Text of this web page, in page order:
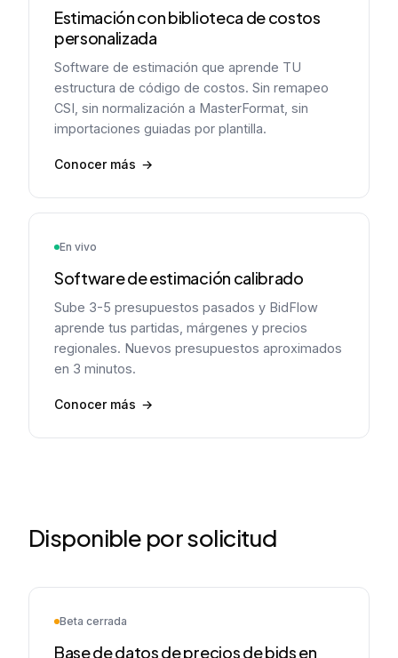
Estimación con biblioteca de costos
personalizada
Software de estimación que aprende TU
estructura de código de costos. Sin remapeo
CSI, sin normalización a MasterFormat, sin
importaciones guiadas por plantilla.
Conocer más
En vivo
Software de estimación calibrado
Sube 3-5 presupuestos pasados y BidFlow
aprende tus partidas, márgenes y precios
regionales. Nuevos presupuestos aproximados
en 3 minutos.
Conocer más
Disponible por solicitud
Beta cerrada
Base de datos de precios de bids en